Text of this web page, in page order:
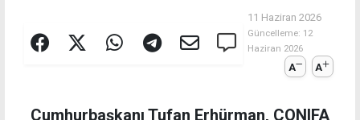
11 Haziran 2026
Güncelleme: 12
Haziran 2026
A A
Cumhurbaşkanı Tufan Erhürman, CONIFA